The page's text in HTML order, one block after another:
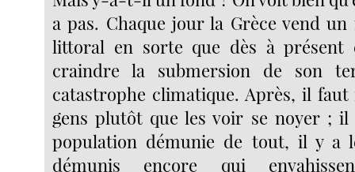
a pas. Chaque jour la Grèce vend
littoral en sorte que dès à présent
craindre la submersion de son
catastrophe climatique. Après, il faut
gens plutôt que les voir se noyer ; il
population démunie de tout, il y a
démunis encore qui